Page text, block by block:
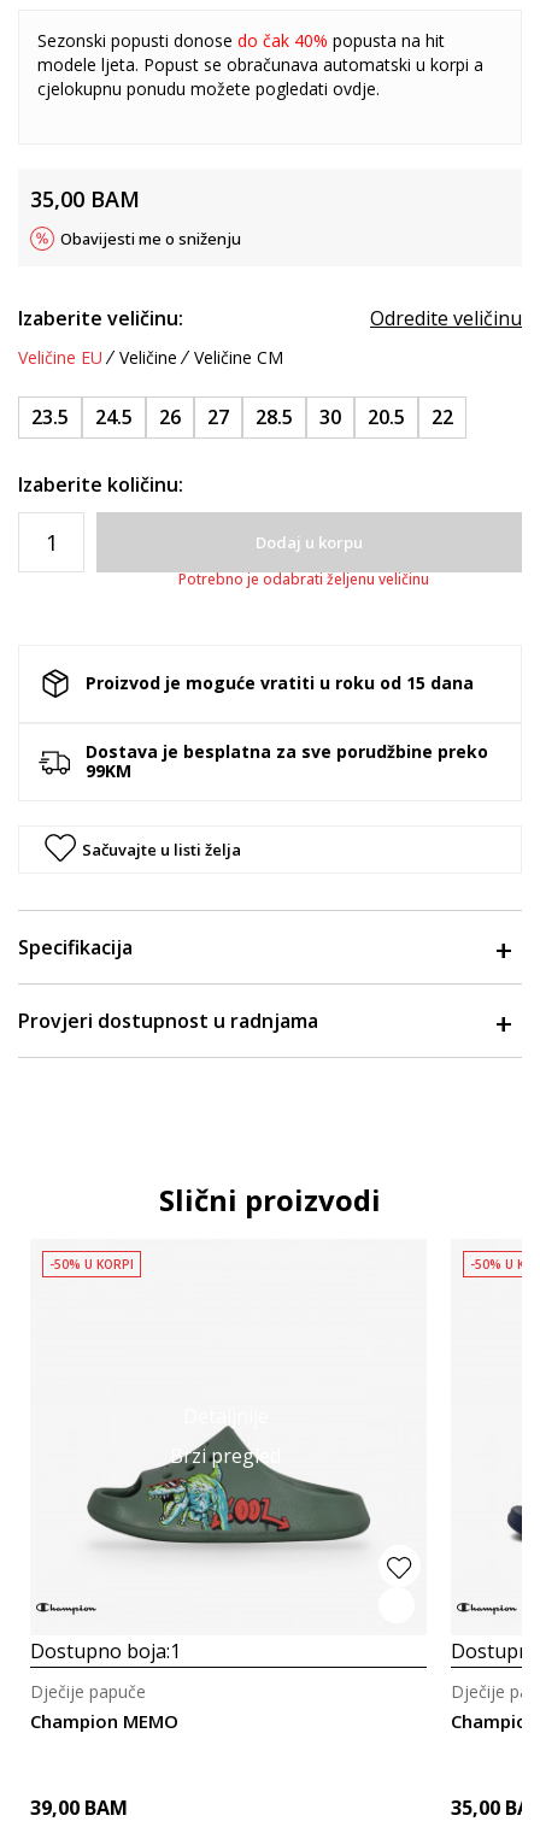
Sezonski popusti donose do čak 40% popusta na hit
modele ljeta. Popust se obračunava automatski u korpi a
cjelokupnu ponudu možete pogledati ovdje.
35,00 BAM
Obavijesti me o sniženju
Izaberite veličinu: Odredite veličinu
Veličine EU Veličine Veličine CM
23.5 24.5 26 27 28.5 30 20.5 22
Izaberite količinu:
Dodaj u korpu
Potrebno je odabrati željenu veličinu
Proizvod je moguće vratiti u roku od 15 dana
Dostava je besplatna za sve porudžbine preko
99KM
Sačuvajte u listi želja
Specifikacija
Provjeri dostupnost u radnjama
Slični proizvodi
Brzi pregled
-50% U KORPI
Dostupno boja:1
Champion MEMO
Dječije papuče
39,00 BAM
-50% U
Champion
Dječije
35,00